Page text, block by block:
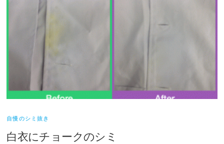
自慢のシミ抜き
白衣にチョークのシミ